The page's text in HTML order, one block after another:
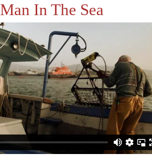
In The Sea